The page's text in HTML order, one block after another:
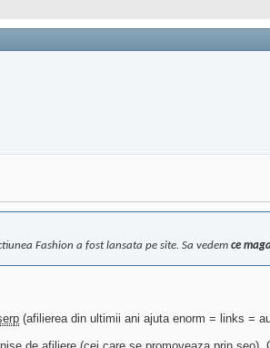
Fashion a fost lansata pe site. Sa vedem ce
(afilierea din ultimii ani ajuta enorm = links =